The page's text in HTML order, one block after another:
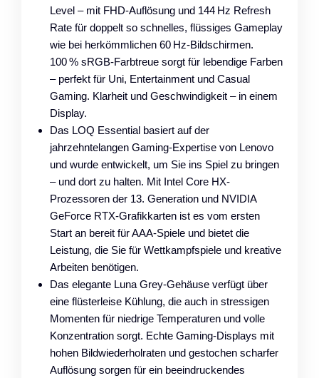
Level – mit FHD-Auflösung und 144 Hz Refresh
Rate für doppelt so schnelles, flüssiges Gameplay
wie bei herkömmlichen 60 Hz-Bildschirmen.
100 % sRGB-Farbtreue sorgt für lebendige Farben
– perfekt für Uni, Entertainment und Casual
Gaming. Klarheit und Geschwindigkeit – in einem
Display.
Das LOQ Essential basiert auf der
jahrzehntelangen Gaming-Expertise von Lenovo
und wurde entwickelt, um Sie ins Spiel zu bringen
– und dort zu halten. Mit Intel Core HX-
Prozessoren der 13. Generation und NVIDIA
GeForce RTX-Grafikkarten ist es vom ersten
Start an bereit für AAA-Spiele und bietet die
Leistung, die Sie für Wettkampfspiele und kreative
Arbeiten benötigen.
Das elegante Luna Grey-Gehäuse verfügt über
eine flüsterleise Kühlung, die auch in stressigen
Momenten für niedrige Temperaturen und volle
Konzentration sorgt. Echte Gaming-Displays mit
hohen Bildwiederholraten und gestochen scharfer
Auflösung sorgen für ein beeindruckendes